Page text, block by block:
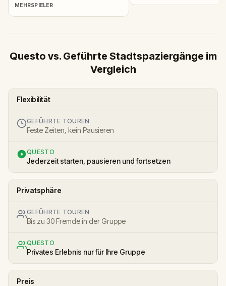
MEHRSPIELER
Questo vs. Geführte Stadtspaziergänge im
Vergleich
Flexibilität
GEFÜHRTE TOUREN
Feste Zeiten, kein Pausieren
QUESTO
Jederzeit starten, pausieren und fortsetzen
Privatsphäre
GEFÜHRTE TOUREN
Bis zu 30 Fremde in der Gruppe
QUESTO
Privates Erlebnis nur für Ihre Gruppe
Preis